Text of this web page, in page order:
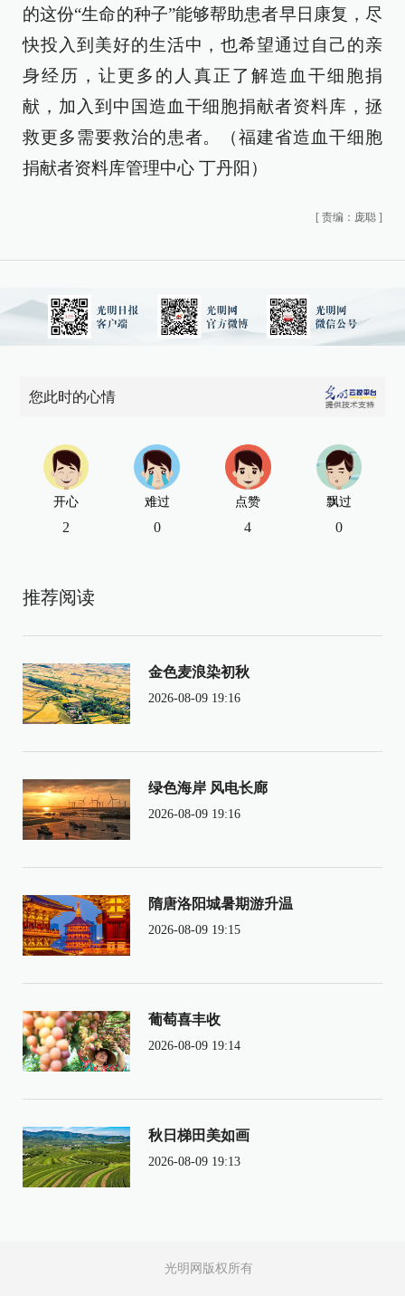
的这份“生命的种子”能够帮助患者早日康复，尽
快投入到美好的生活中，也希望通过自己的亲
身经历，让更多的人真正了解造血干细胞捐
献，加入到中国造血干细胞捐献者资料库，拯
救更多需要救治的患者。（福建省造血干细胞
捐献者资料库管理中心 丁丹阳）
[ 责编：庞聪 ]
您此时的心情
开心
2
难过
0
点赞
4
飘过
0
推荐阅读
金色麦浪染初秋
2026-08-09 19:16
绿色海岸 风电长廊
2026-08-09 19:16
隋唐洛阳城暑期游升温
2026-08-09 19:15
葡萄喜丰收
2026-08-09 19:14
秋日梯田美如画
2026-08-09 19:13
光明网版权所有